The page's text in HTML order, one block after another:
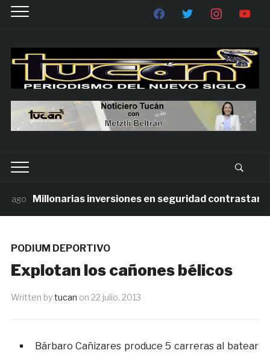
Millonarias inversiones en seguridad contrastan con
PODIUM DEPORTIVO
Explotan los cañones bélicos
Written bytucan on 22 julio, 2013
Bárbaro Cañizares produce 5 carreras al batear